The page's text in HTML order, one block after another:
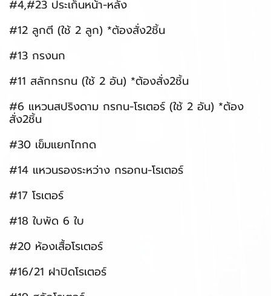
#4,#23 ประเก็นหน้า-หลัง
#12 ลูกตี (ใช้ 2 ลูก) *ต้องสั่ง2ชิ้น
#13 กรงนก
#11 สลักกรกน (ใช้ 2 อัน) *ต้องสั่ง2ชิ้น
#6 แหวนสปริงดาม กรกน-โรเตอร์ (ใช้ 2 อัน) *ต้อง
สั่ง2ชิ้น
#30 เข็มแยกไกกด
#14 แหวนรองระหว่าง กรอกน-โรเตอร์
#17 โรเตอร์
#18 ใบพัด 6 ใบ
#20 ห้องเสื้อโรเตอร์
#16/21 ฝาปิดโรเตอร์